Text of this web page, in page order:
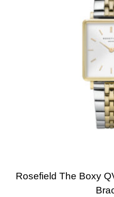
Rosefield The Boxy